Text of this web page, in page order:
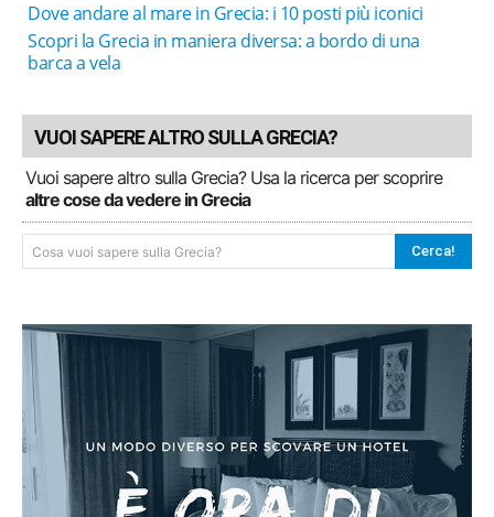
Dove andare al mare in Grecia: i 10 posti più iconici
Scopri la Grecia in maniera diversa: a bordo di una
barca a vela
VUOI SAPERE ALTRO SULLA GRECIA?
Vuoi sapere altro sulla Grecia? Usa la ricerca per scoprire
altre cose da vedere in Grecia
Cosa vuoi sapere sulla Grecia? Cerca!